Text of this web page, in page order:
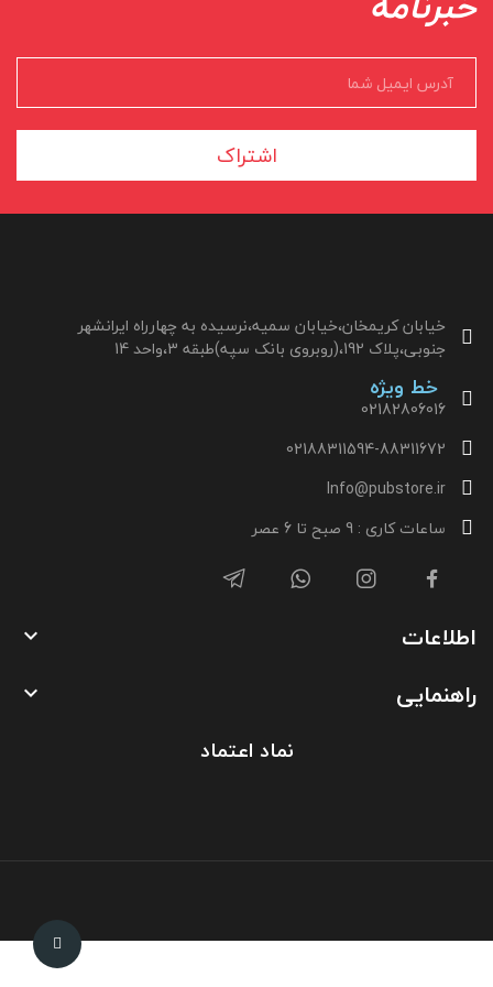
اشتراک
خیابان کریمخان،خیابان سمیه،نرسیده به چهارراه ایرانشهر
جنوبی،پلاک 192،(روبروی بانک سپه)طبقه 3،واحد 14
خط ویژه
02182806016
02188311594-88311672
Info@pubstore.ir
ساعات کاری : 9 صبح تا 6 عصر
اطلاعات 
راهنمایی 
نماد اعتماد